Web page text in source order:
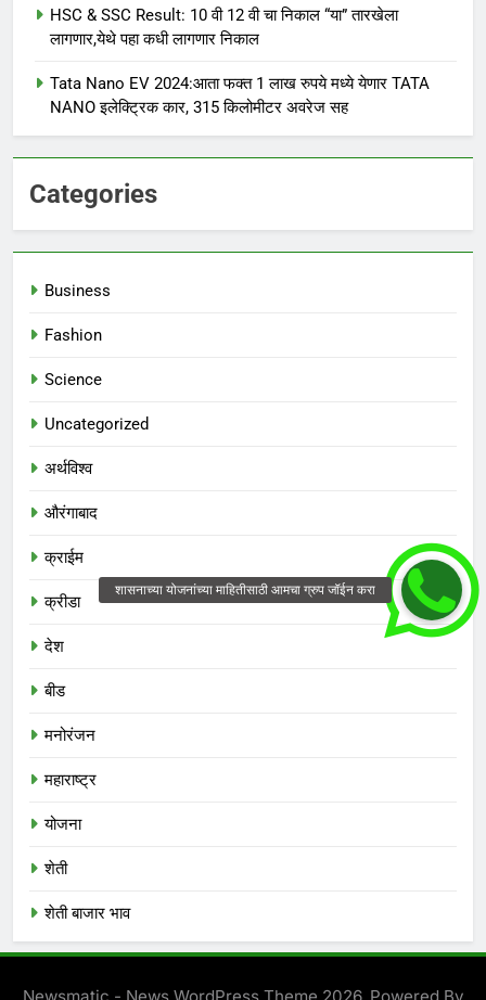
HSC & SSC Result: 10 वी 12 वी चा निकाल “या” तारखेला
लागणार,येथे पहा कधी लागणार निकाल
Tata Nano EV 2024:आता फक्त 1 लाख रुपये मध्ये येणार TATA
NANO इलेक्ट्रिक कार, 315 किलोमीटर अवरेज सह
Categories
Business
Fashion
Science
Uncategorized
अर्थविश्व
औरंगाबाद
क्राईम
क्रीडा
देश
बीड
मनोरंजन
महाराष्ट्र
योजना
शेती
शेती बाजार भाव